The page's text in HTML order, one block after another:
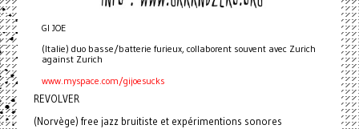
GI JOE
(Italie) duo basse/batterie furieux, collaborent souvent avec Zurich
against Zurich
www.myspace.com/gijoesucks
REVOLVER
(Norvège) free jazz bruitiste et expérimentions sonores